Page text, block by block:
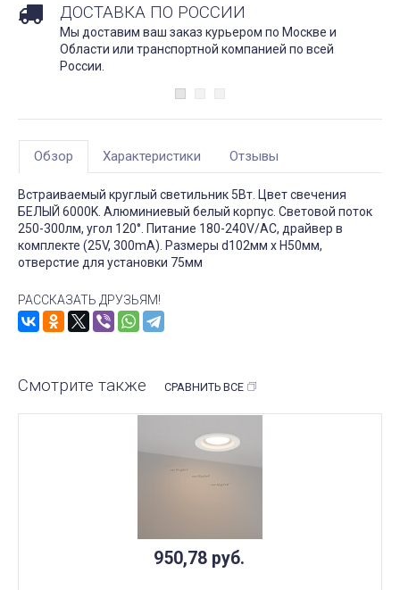
ДОСТАВКА ПО РОССИИ
Мы доставим ваш заказ курьером по Москве и
Области или транспортной компанией по всей
России.
Обзор Характеристики Отзывы
Встраиваемый круглый светильник 5Вт. Цвет свечения
БЕЛЫЙ 6000K. Алюминиевый белый корпус. Световой поток
250-300лм, угол 120°. Питание 180-240V/AC, драйвер в
комплекте (25V, 300mA). Размеры d102мм х H50мм,
отверстие для установки 75мм
РАССКАЗАТЬ ДРУЗЬЯМ!
Смотрите также СРАВНИТЬ ВСЕ
950,78 руб.